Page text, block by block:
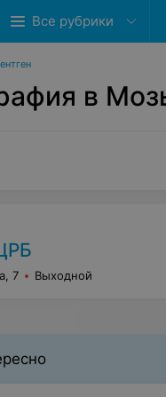
Все рубрики
в
7 Выходной